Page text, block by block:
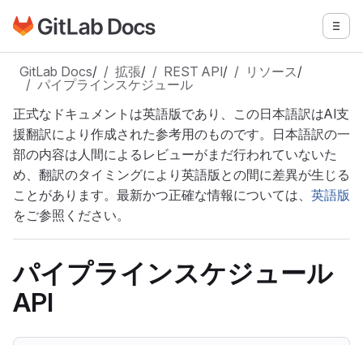
メインコンテンツにスキップ
GitLabドキュメントのホームページに移動 メニ
GitLab Docs/ 拡張/ REST API/ リソース/
パイプラインスケジュール
正式なドキュメントは英語版であり、この日本語訳はAI支
援翻訳により作成された参考用のものです。日本語訳の一
部の内容は人間によるレビューがまだ行われていないた
め、翻訳のタイミングにより英語版との間に差異が生じる
ことがあります。最新かつ正確な情報については、 英語版
をご参照ください。
パイプラインスケジュール
API